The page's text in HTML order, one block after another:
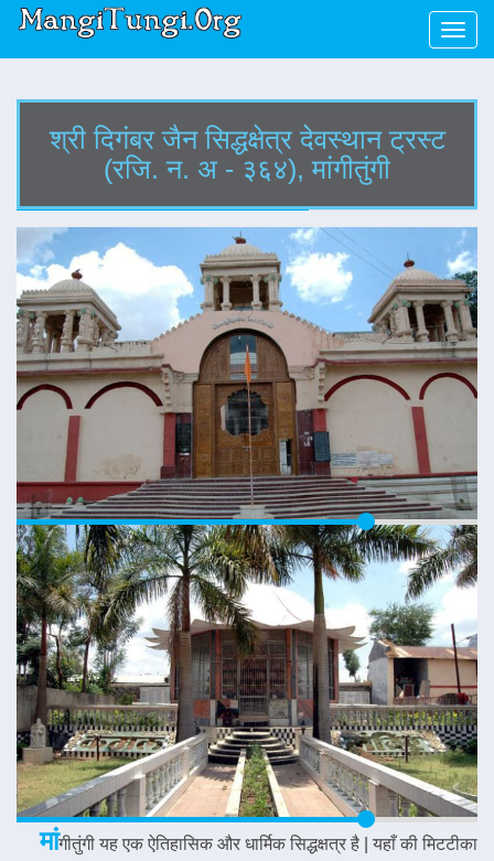
श्री दिगंबर जैन सिद्धक्षेत्र देवस्थान ट्रस्ट
(रजि. न. अ - ३६४), मांगीतुंगी
मांगीतुंगी यह एक ऐतिहासिक और धार्मिक सिद्धक्षत्र है | यहाँ की मिटटीका